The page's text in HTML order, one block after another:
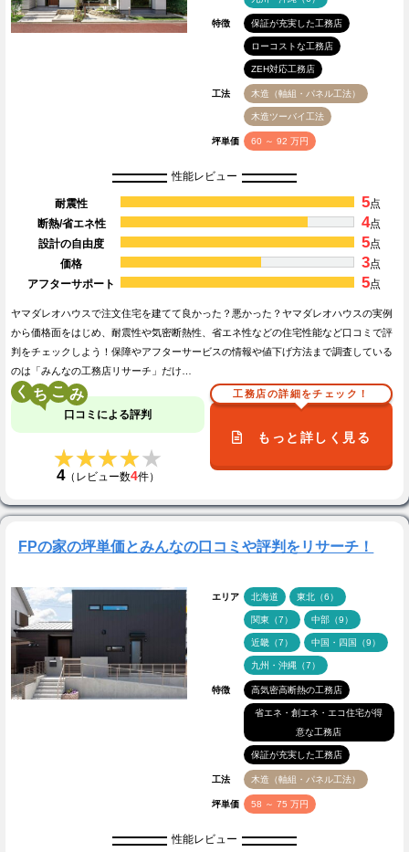
特徴 保証が充実した工務店
ローコストな工務店
ZEH対応工務店
工法 木造（軸組・パネル工法）
木造ツーバイ工法
坪単価 60 ～ 92 万円
性能レビュー
耐震性 5点
断熱/省エネ性
4点
設計の自由度
5点
価格
3点
アフターサポート
5点
ヤマダレオハウスで注文住宅を建てて良かった？悪かった？ヤマダレオハウスの実例
から価格面をはじめ、耐震性や気密断熱性、省エネ性などの住宅性能など口コミで評
判をチェックしよう！保障やアフターサービスの情報や値下げ方法まで調査している
のは「みんなの工務店リサーチ」だけ…
く こ
口コミによる評判
★★★★★
★★★★★
4（レビュー数4件）
工務店の詳細をチェック！
もっと詳しく見る
FPの家の坪単価とみんなの口コミや評判をリサーチ！
エリア 北海道 東北（6）
関東（7） 中部（9）
近畿（7） 中国・四国（9）
九州・沖縄（7）
特徴 高気密高断熱の工務店
省エネ・創エネ・エコ住宅が得
意な工務店
保証が充実した工務店
工法 木造（軸組・パネル工法）
坪単価 58 ～ 75 万円
性能レビュー